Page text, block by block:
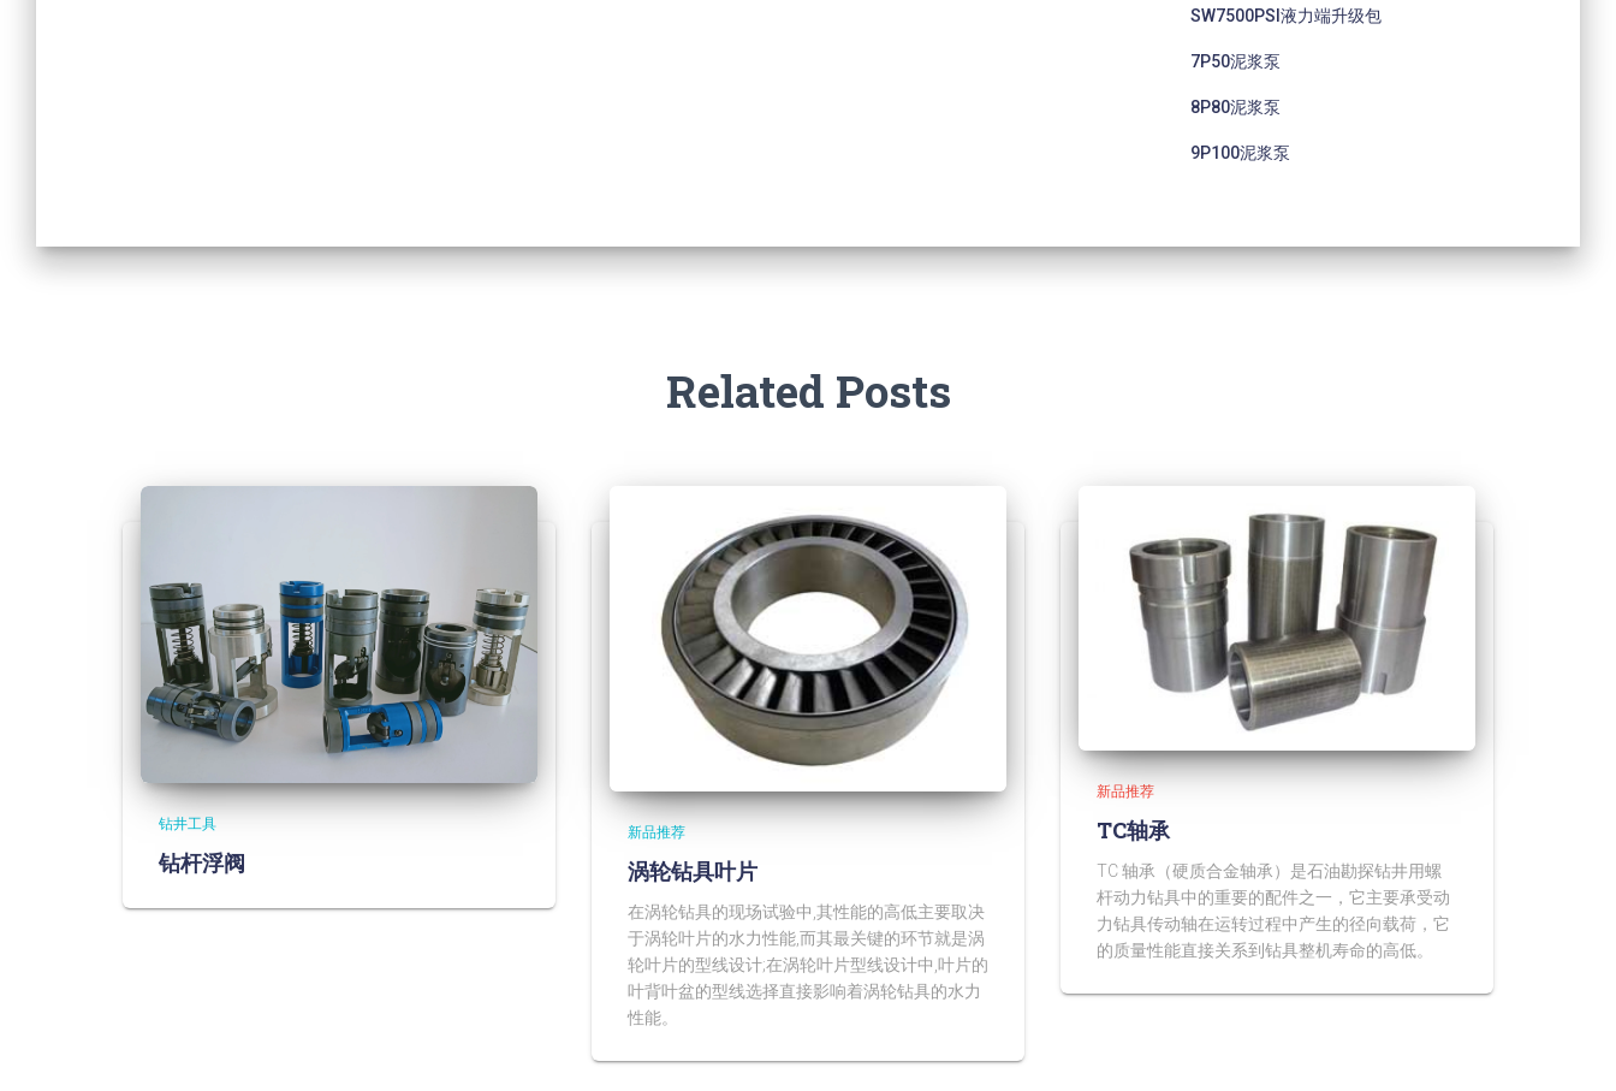
SW7500PSI液力端升级包
7P50泥浆泵
8P80泥浆泵
9P100泥浆泵
Related Posts
钻井工具
钻杆浮阀
新品推荐
涡轮钻具叶片
在涡轮钻具的现场试验中,其性能的高低主要取决
于涡轮叶片的水力性能,而其最关键的环节就是涡
轮叶片的型线设计;在涡轮叶片型线设计中,叶片的
叶背叶盆的型线选择直接影响着涡轮钻具的水力
性能。
新品推荐
TC轴承
TC 轴承（硬质合金轴承）是石油勘探钻井用螺
杆动力钻具中的重要的配件之一，它主要承受动
力钻具传动轴在运转过程中产生的径向载荷，它
的质量性能直接关系到钻具整机寿命的高低。